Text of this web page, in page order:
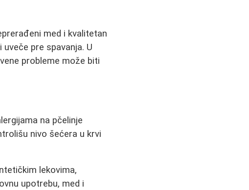
med i kvalitetan
pre spavanja. U
probleme može biti
na pčelinje
nivo šećera u krvi
lekovima,
upotrebu, med i